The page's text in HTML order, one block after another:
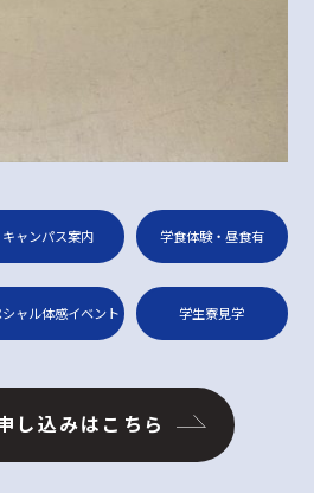
キャンパス案内 学食体験・昼食有
シャル体感イベント 学生寮見学
し込みはこちら